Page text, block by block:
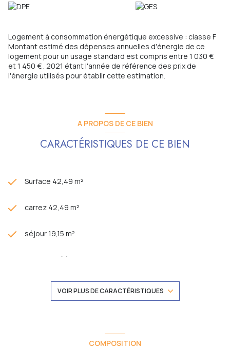
Logement à consommation énergétique excessive : classe F
Montant estimé des dépenses annuelles d'énergie de ce
logement pour un usage standard est compris entre 1 030 €
et 1 450 € . 2021 étant l'année de référence des prix de
l'énergie utilisés pour établir cette estimation.
A PROPOS DE CE BIEN
CARACTÉRISTIQUES DE CE BIEN
Surface 42,49 m²
carrez 42,49 m²
séjour 19,15 m²
1 chambre(s)
VOIR PLUS DE CARACTÉRISTIQUES
COMPOSITION